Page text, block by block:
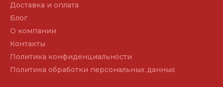
Доставка и оплата
Блог
О компании
Контакты
Политика конфиденциальности
Политика обработки персональных данных